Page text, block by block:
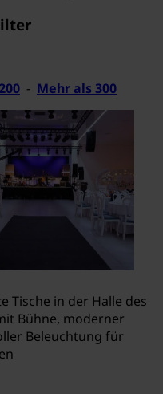
- Mehr als 300
Tische in der Halle des
Bühne, moderner
Beleuchtung für